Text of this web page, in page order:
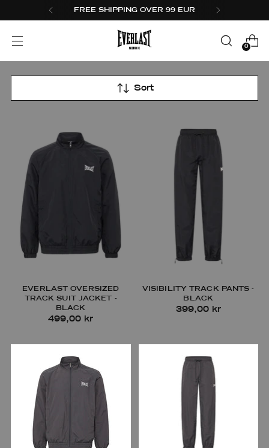
FREE SHIPPING OVER 99 EUR
0
Sort
EVERLAST OVERSIZED
TRACK SUIT JACKET -
BLACK
499,00 kr
VISIBILITY TRACK PANTS -
BLACK
399,00 kr